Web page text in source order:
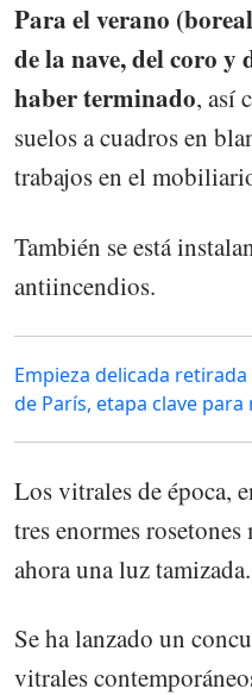
Para el verano
de la nave, del coro y
haber terminado, así
suelos a cuadros en
trabajos en el
También se está
antiincendios.
Empieza delicada
de París, etapa clave
Los vitrales de época,
tres enormes
ahora una luz tamizada.
Se ha lanzado un
vitrales